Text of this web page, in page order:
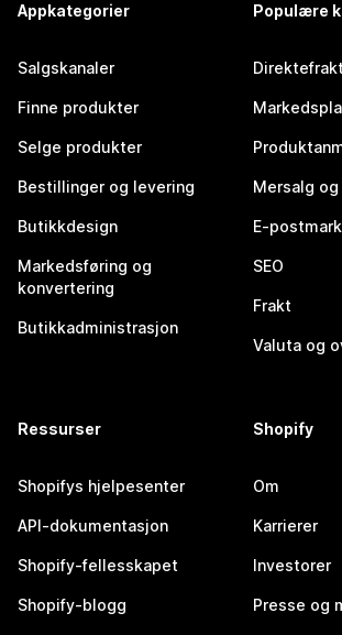
Appkategorier
Salgskanaler
Finne produkter
Selge produkter
Bestillinger og levering
Butikkdesign
Markedsføring og
konvertering
Butikkadministrasjon
Populære
Mersalg
E-
SEO
Frakt
Valuta og
Ressurser
Shopifys hjelpesenter
API-dokumentasjon
Shopify-fellesskapet
Shopify-blogg
Shopify
Om
Karrierer
Investorer
Presse og